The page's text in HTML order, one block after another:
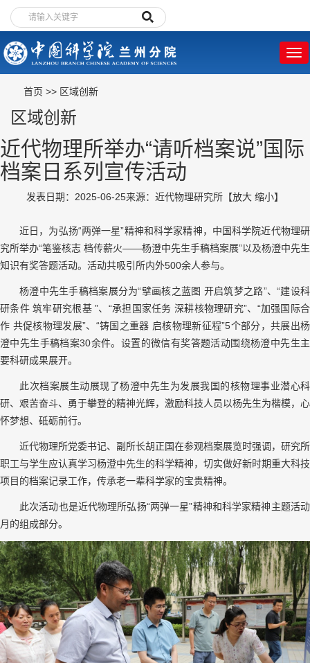
首页 >> 区域创新
区域创新
近代物理所举办“请听档案说”国际
档案日系列宣传活动
发表日期：2025-06-25来源：近代物理研究所 【放大 缩小】
近日，为弘扬“两弹一星”精神和科学家精神，中国科学院近代物理研
究所举办“笔鉴核志 档传薪火——杨澄中先生手稿档案展”以及杨澄中先生
知识有奖答题活动。活动共吸引所内外500余人参与。
杨澄中先生手稿档案展分为“擘画核之蓝图 开启筑梦之路”、“建设科
研条件 筑牢研究根基 ”、“承担国家任务 深耕核物理研究”、“加强国际合
作 共促核物理发展”、“铸国之重器 启核物理新征程”5个部分，共展出杨
澄中先生手稿档案30余件。设置的微信有奖答题活动围绕杨澄中先生主
要科研成果展开。
此次档案展生动展现了杨澄中先生为发展我国的核物理事业潜心科
研、艰苦奋斗、勇于攀登的精神光辉，激励科技人员以杨先生为楷模，心
怀梦想、砥砺前行。
近代物理所党委书记、副所长胡正国在参观档案展览时强调，研究所
职工与学生应认真学习杨澄中先生的科学精神，切实做好新时期重大科技
项目的档案记录工作，传承老一辈科学家的宝贵精神。
此次活动也是近代物理所弘扬“两弹一星”精神和科学家精神主题活动
月的组成部分。